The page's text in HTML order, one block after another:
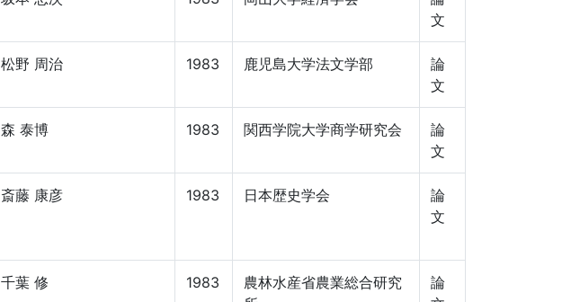
文
松野 周治 1983 鹿児島大学法文学部
論
文
森 泰博 1983 関西学院大学商学研究会
論
文
斎藤 康彦 1983 日本歴史学会
論
文
千葉 修 1983
農林水産省農業総合研究
論